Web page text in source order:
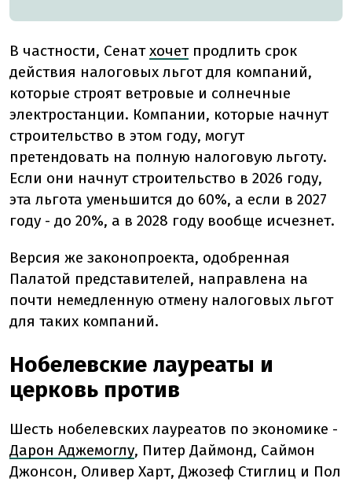
В частности, Сенат хочет продлить срок
действия налоговых льгот для компаний,
которые строят ветровые и солнечные
электростанции. Компании, которые начнут
строительство в этом году, могут
претендовать на полную налоговую льготу.
Если они начнут строительство в 2026 году,
эта льгота уменьшится до 60%, а если в 2027
году - до 20%, а в 2028 году вообще исчезнет.
Версия же законопроекта, одобренная
Палатой представителей, направлена на
почти немедленную отмену налоговых льгот
для таких компаний.
Нобелевские лауреаты и
церковь против
Шесть нобелевских лауреатов по экономике -
Дарон Аджемоглу, Питер Даймонд, Саймон
Джонсон, Оливер Харт, Джозеф Стиглиц и Пол